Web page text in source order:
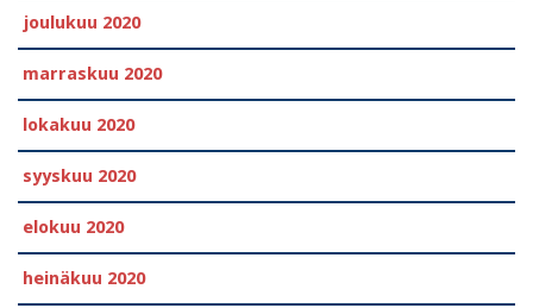
joulukuu 2020
marraskuu 2020
lokakuu 2020
syyskuu 2020
elokuu 2020
heinäkuu 2020